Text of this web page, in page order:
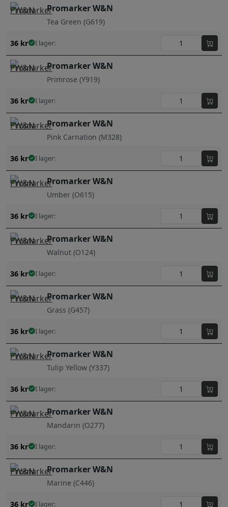
Promarker W&N
Tea Green (G619)
36 kr I lager:
Promarker W&N
Primrose (Y919)
36 kr I lager:
Promarker W&N
Pink Carnation (M328)
36 kr I lager:
Promarker W&N
Umber (O615)
36 kr I lager:
Promarker W&N
Walnut (O124)
36 kr I lager:
Promarker W&N
Grass (G457)
36 kr I lager:
Promarker W&N
Tulip Yellow (Y337)
36 kr I lager:
Promarker W&N
Mandarin (O277)
36 kr I lager:
Promarker W&N
Marine (C446)
36 kr I lager: